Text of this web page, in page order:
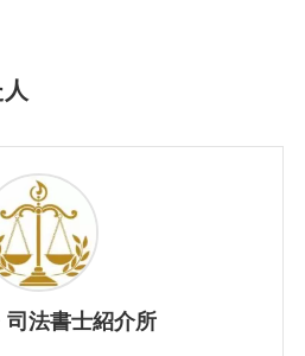
司法書士紹介所